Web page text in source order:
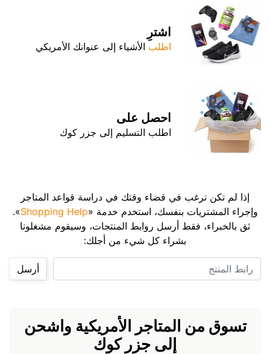
اشترِ
اطلب الأشياء إلى عنوانك الأمريكي
احصل على
اطلب التسليم إلى جزر كوك
إذا لم تكن ترغب في قضاء وقتك في دراسة قواعد المتاجر
وإجراء المشتريات بنفسك، استخدم خدمة «Shopping Help
».
ثق بالخبراء، فقط أرسل روابط المنتجات، وسيقوم مشغلونا
بشراء كل شيء من أجلك:
أرسل
تسوق من المتاجر الأمريكية واشحن
إلى جزر كوك